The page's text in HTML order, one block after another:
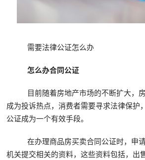
需要法律公证怎么办
怎么办合同公证
目前随着房地产市场的不断扩大，
成为投诉热点，消费者需要寻求法律保护
公证成为一个有效手段。
在办理商品房买卖合同公证时，申
机关提交相关的资料，这些资料包括，出